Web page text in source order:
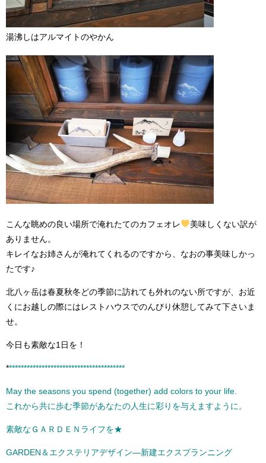
湯沸しはアルマイトのやかん
こんな眺めの良い場所で淹れたてのカフェオレ
美味しくない訳が
ありません。
キレイなお姉さんが淹れてくれるのですから、なおの事美味しかっ
たです♪
北八ヶ岳は春夏秋冬どの季節に訪れても外れのない所ですが、お近
くにお越しの際にはレストハウスでのんびり休憩してみて下さいま
せ。
今日も素敵な1日を！
****************************************
May the seasons you spend (together) add colors to your life.
これから共に歩む季節があなたの人生に彩りを与えますように。
素敵なＧＡＲＤＥＮライフを★
GARDEN＆エクステリアデザイン―新建エクスプランニング